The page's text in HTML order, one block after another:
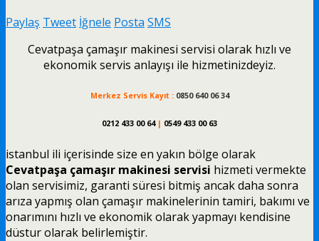
Paylaş Tweet İğnele Posta SMS
Cevatpaşa çamaşır makinesi servisi olarak hızlı ve
ekonomik servis anlayışı ile hizmetinizdeyiz.
Merkez Servis Kayıt : 0850 640 06 34
0212 433 00 64 | 0549 433 00 63
istanbul ili içerisinde size en yakın bölge olarak
Cevatpaşa çamaşır makinesi servisi hizmeti vermekte
olan servisimiz, garanti süresi bitmiş ancak daha sonra
arıza yapmış olan çamaşır makinelerinin tamiri, bakımı ve
onarımını hızlı ve ekonomik olarak yapmayı kendisine
düstur olarak belirlemiştir.